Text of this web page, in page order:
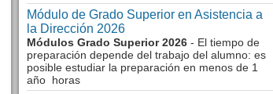
Módulo de Grado Superior en Asistencia a
la Dirección 2026
Módulos Grado Superior 2026 - El tiempo de
preparación depende del trabajo del alumno: es
posible estudiar la preparación en menos de 1
año horas